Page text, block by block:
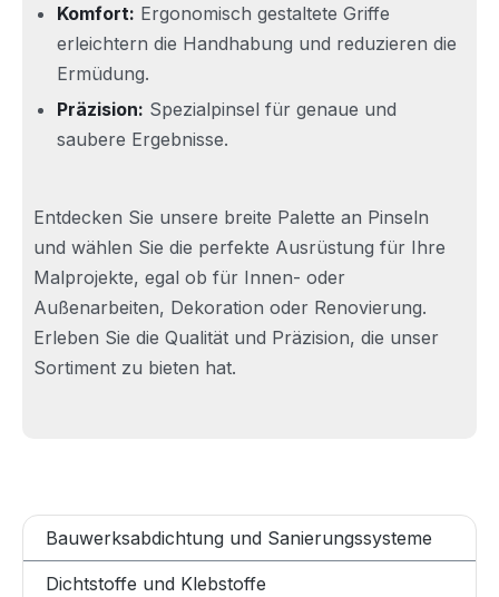
Komfort: Ergonomisch gestaltete Griffe
erleichtern die Handhabung und reduzieren die
Ermüdung.
Präzision: Spezialpinsel für genaue und
saubere Ergebnisse.
Entdecken Sie unsere breite Palette an Pinseln
und wählen Sie die perfekte Ausrüstung für Ihre
Malprojekte, egal ob für Innen- oder
Außenarbeiten, Dekoration oder Renovierung.
Erleben Sie die Qualität und Präzision, die unser
Sortiment zu bieten hat.
Bauwerksabdichtung und Sanierungssysteme
Dichtstoffe und Klebstoffe